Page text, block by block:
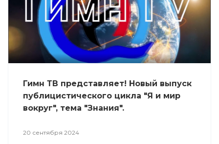
Гимн ТВ представляет! Новый выпуск
публицистического цикла "Я и мир
вокруг", тема "Знания".
20 сентября 2024